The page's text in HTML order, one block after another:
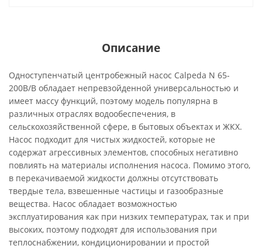
Описание
Одноступенчатый центробежный насос Calpeda N 65-
200B/B обладает непревзойденной универсальностью и
имеет массу функций, поэтому модель популярна в
различных отраслях водообеспечения, в
сельскохозяйственной сфере, в бытовых объектах и ЖКХ.
Насос подходит для чистых жидкостей, которые не
содержат агрессивных элементов, способных негативно
повлиять на материалы исполнения насоса. Помимо этого,
в перекачиваемой жидкости должны отсутствовать
твердые тела, взвешенные частицы и газообразные
вещества. Насос обладает возможностью
эксплуатирования как при низких температурах, так и при
высоких, поэтому подходят для использования при
теплоснабжении, кондиционировании и простой